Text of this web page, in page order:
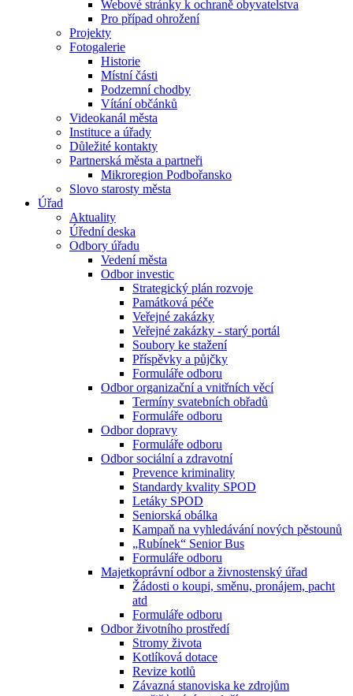
Webové stránky k ochraně obyvatelstva
Pro případ ohrožení
Projekty
Fotogalerie
Historie
Místní části
Podzemní chodby
Vítání občánků
Videokanál města
Instituce a úřady
Důležité kontakty
Partnerská města a partneři
Mikroregion Podbořansko
Slovo starosty města
Úřad
Aktuality
Úřední deska
Odbory úřadu
Vedení města
Odbor investic
Strategický plán rozvoje
Památková péče
Veřejné zakázky
Veřejné zakázky - starý portál
Soubory ke stažení
Příspěvky a půjčky
Formuláře odboru
Odbor organizační a vnitřních věcí
Termíny svatebních obřadů
Formuláře odboru
Odbor dopravy
Formuláře odboru
Odbor sociální a zdravotní
Prevence kriminality
Standardy kvality SPOD
Letáky SPOD
Seniorská obálka
Kampaň na vyhledávání nových pěstounů
„Rubínek“ Senior Bus
Formuláře odboru
Majetkoprávní odbor a živnostenský úřad
Žádosti o koupi, směnu, pronájem, pacht
atd
Formuláře odboru
Odbor životního prostředí
Stromy života
Kotlíková dotace
Revize kotlů
Závazná stanoviska ke zdrojům